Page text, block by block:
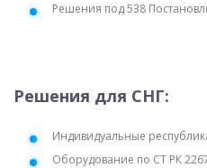
Решения под 538
Решения для СНГ:
Индивидуальные
Оборудование по СТ РК